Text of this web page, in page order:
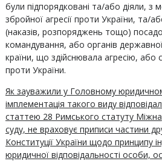
були підпорядковані та/або діяли, з
збройної агресії проти України, та/
(наказів, розпоряджень тощо)
командування, або органів
країни, що здійснювала агресію, або
проти України.
Як зауважили у Головному
імплементація такого виду
статтею 28 Римського статуту
суду, не враховує приписи частини
Конституції України щодо принципу
юридичної відповідальності особи,